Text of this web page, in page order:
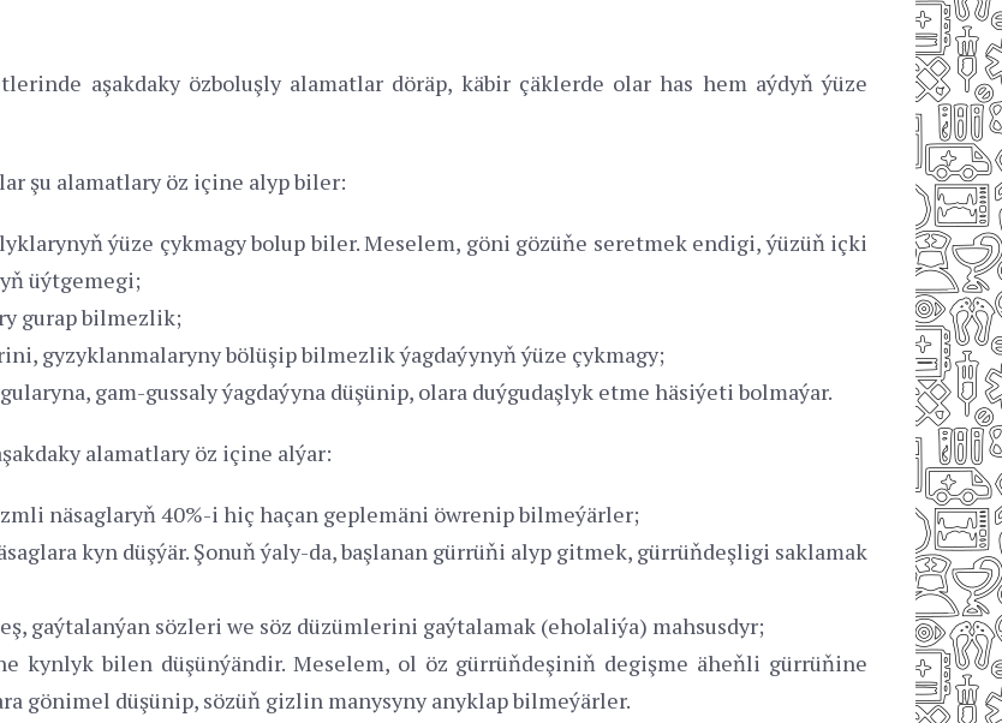
aşakdaky özboluşly alamatlar döräp, käbir çäklerde olar has hem aýdyň ýüze
şu alamatlary öz içine alyp biler:
ýüze çykmagy bolup biler. Meselem, göni gözüňe seretmek endigi, ýüzüň içki
üýtgemegi;
gurap bilmezlik;
gyzyklanmalaryny bölüşip bilmezlik ýagdaýynyň ýüze çykmagy;
gam-gussaly ýagdaýyna düşünip, olara duýgudaşlyk etme häsiýeti bolmaýar.
alamatlary öz içine alýar:
näsaglaryň 40%-i hiç haçan geplemäni öwrenip bilmeýärler;
kyn düşýär. Şonuň ýaly-da, başlanan gürrüňi alyp gitmek, gürrüňdeşligi saklamak
gaýtalanýan sözleri we söz düzümlerini gaýtalamak (eholaliýa) mahsusdyr;
kynlyk bilen düşünýändir. Meselem, ol öz gürrüňdeşiniň degişme äheňli gürrüňine
gönimel düşünip, sözüň gizlin manysyny anyklap bilmeýärler.